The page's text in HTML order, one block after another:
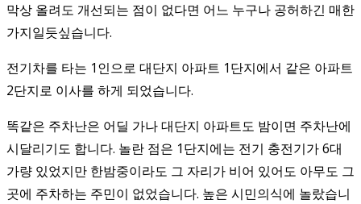
막상 올려도 개선되는 점이 없다면 어느 누구나 공허하긴 매한
가지일듯싶습니다.
전기차를 타는 1인으로 대단지 아파트 1단지에서 같은 아파트
2단지로 이사를 하게 되었습니다.
똑같은 주차난은 어딜 가나 대단지 아파트도 밤이면 주차난에
시달리기도 합니다. 놀란 점은 1단지에는 전기 충전기가 6대
가량 있었지만 한밤중이라도 그 자리가 비어 있어도 아무도 그
곳에 주차하는 주민이 없었습니다. 높은 시민의식에 놀랐습니